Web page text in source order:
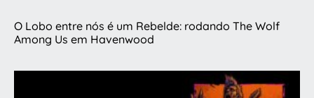
O Lobo entre nós é um Rebelde: rodando The Wolf
Among Us em Havenwood